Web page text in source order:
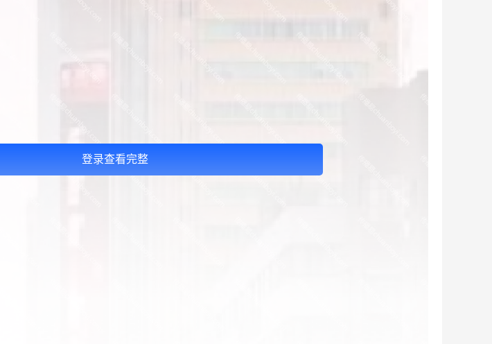
登录查看完整